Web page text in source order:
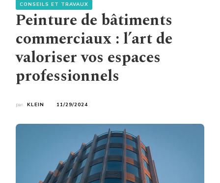
CONSEILS ET TRAVAUX
Peinture de bâtiments
commerciaux : l’art de
valoriser vos espaces
professionnels
par KLEIN 11/29/2024